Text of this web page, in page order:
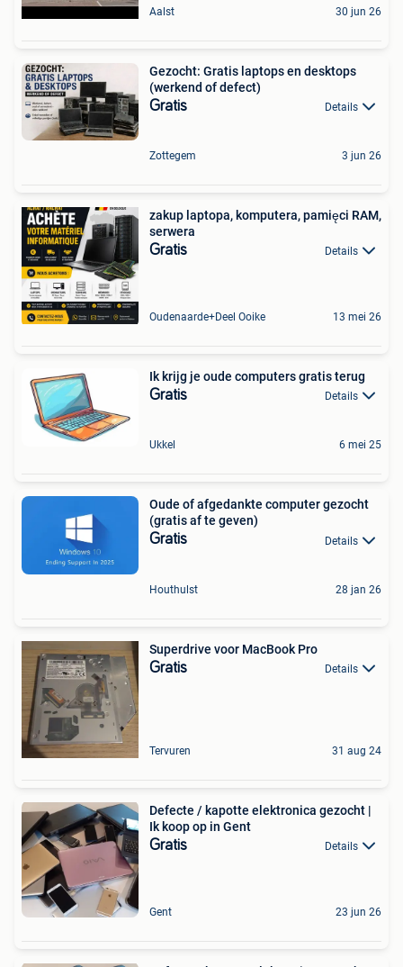
Aalst 30 jun 26
Gezocht: Gratis laptops en desktops
(werkend of defect)
Gratis Details
Zottegem 3 jun 26
zakup laptopa, komputera, pamięci RAM,
serwera
Gratis Details
Oudenaarde+Deel Ooike 13 mei 26
Ik krijg je oude computers gratis terug
Gratis Details
Ukkel 6 mei 25
Oude of afgedankte computer gezocht
(gratis af te geven)
Gratis Details
Houthulst 28 jan 26
Superdrive voor MacBook Pro
Gratis Details
Tervuren 31 aug 24
Defecte / kapotte elektronica gezocht |
Ik koop op in Gent
Gratis Details
Gent 23 jun 26